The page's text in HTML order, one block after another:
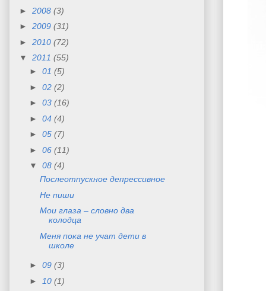
► 2008 (3)
► 2009 (31)
► 2010 (72)
▼ 2011 (55)
► 01 (5)
► 02 (2)
► 03 (16)
► 04 (4)
► 05 (7)
► 06 (11)
▼ 08 (4)
Послеотпускное депрессивное
Не пиши
Мои глаза – словно два
колодца
Меня пока не учат дети в
школе
► 09 (3)
►
10 (1)